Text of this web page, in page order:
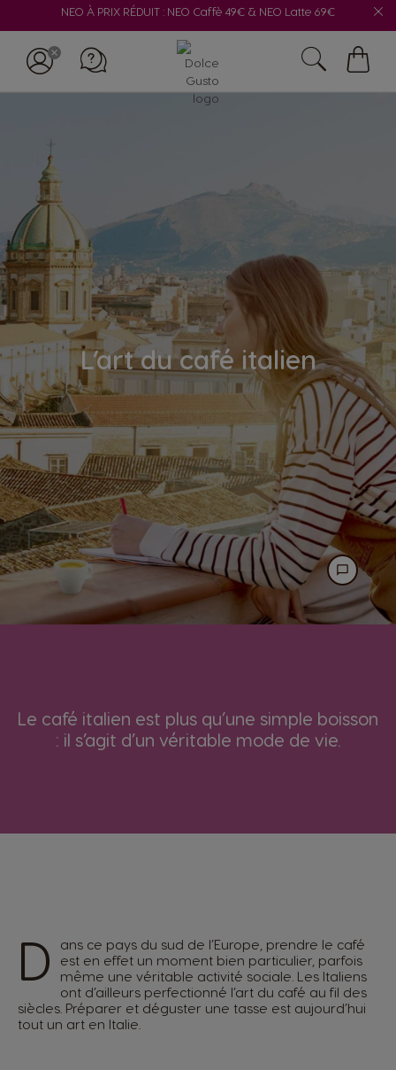
NEO À PRIX RÉDUIT : NEO Caffè 49€ & NEO Latte 69€
L’art du café italien
Le café italien est plus qu’une simple boisson
: il s’agit d’un véritable mode de vie.
D
ans ce pays du sud de l’Europe, prendre le café
est en effet un moment bien particulier, parfois
même une véritable activité sociale. Les Italiens
ont d’ailleurs perfectionné l’art du café au fil des
siècles. Préparer et déguster une tasse est aujourd’hui
tout un art en Italie.